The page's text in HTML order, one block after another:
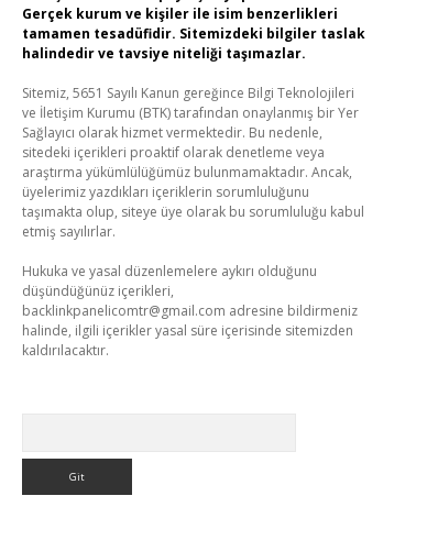
Gerçek kurum ve kişiler ile isim benzerlikleri
tamamen tesadüfidir. Sitemizdeki bilgiler taslak
halindedir ve tavsiye niteliği taşımazlar.
Sitemiz, 5651 Sayılı Kanun gereğince Bilgi Teknolojileri
ve İletişim Kurumu (BTK) tarafından onaylanmış bir Yer
Sağlayıcı olarak hizmet vermektedir. Bu nedenle,
sitedeki içerikleri proaktif olarak denetleme veya
araştırma yükümlülüğümüz bulunmamaktadır. Ancak,
üyelerimiz yazdıkları içeriklerin sorumluluğunu
taşımakta olup, siteye üye olarak bu sorumluluğu kabul
etmiş sayılırlar.
Hukuka ve yasal düzenlemelere aykırı olduğunu
düşündüğünüz içerikleri,
backlinkpanelicomtr@gmail.com adresine bildirmeniz
halinde, ilgili içerikler yasal süre içerisinde sitemizden
kaldırılacaktır.